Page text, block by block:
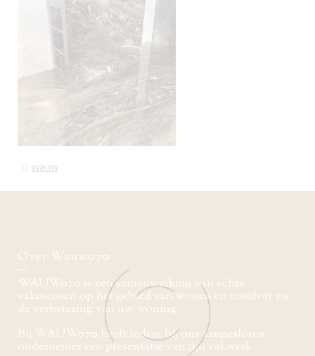
wauw
Over Wauw070
WAUW070 is een samenwerking van echte
vakmensen op het gebied van wonen en comfort en
de verbetering van uw woning
Bij WAUW070 heeft iedere bij ons aangesloten
ondernemer een presentatie van zijn vakwerk